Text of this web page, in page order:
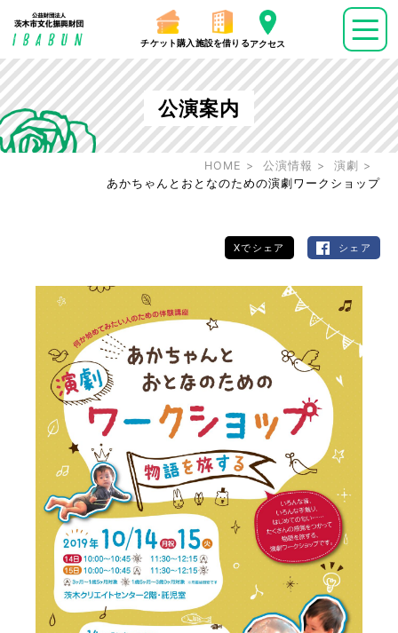
チケット購入 施設を借りるアクセス
公演案内
HOME 公演情報
演劇
あかちゃんとおとなのための演劇ワークショップ
Xでシェア シェア